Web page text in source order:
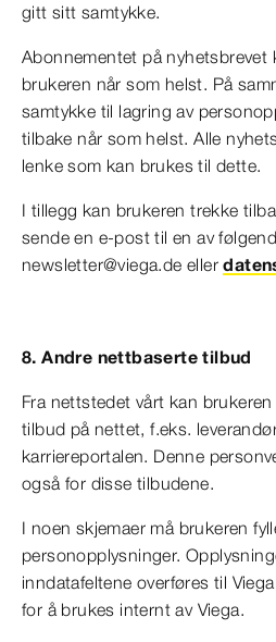
gitt sitt samtykke.
Abonnementet på nyhetsbrevet
brukeren når som helst. På
samtykke til lagring av
tilbake når som helst. Alle
lenke som kan brukes til dette.
I tillegg kan brukeren trekke
sende en e-post til en av
newsletter@viega.de eller
8. Andre nettbaserte tilbud
Fra nettstedet vårt kan
tilbud på nettet, f.eks.
karriereportalen. Denne
også for disse tilbudene.
I noen skjemaer må brukeren
personopplysninger.
inndatafeltene overføres til
for å brukes internt av Viega.